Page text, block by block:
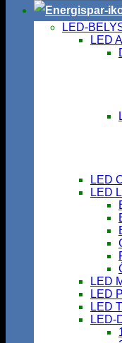
LED-
LED
LED
LED
LED
LED
LED
LED-